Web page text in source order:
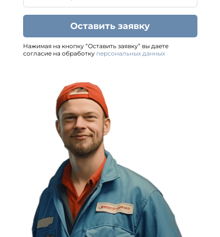
Оставить заявку
Нажимая на кнопку “Оставить заявку” вы даете
согласие на обработку персональных данных